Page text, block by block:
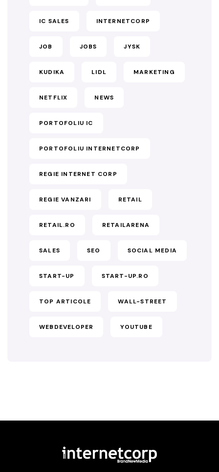
IC SALES INTERNETCORP
JOB JOBS JYSK
KUDIKA LIDL MARKETING
NETFLIX NEWS
PORTOFOLIU IC
PORTOFOLIU INTERNETCORP
REGIE INTERNET CORP
REGIE VANZARI RETAIL
RETAIL.RO RETAILARENA
SALES SEO SOCIAL MEDIA
START-UP START-UP.RO
TOP ARTICOLE WALL-STREET
WEBDEVELOPER YOUTUBE